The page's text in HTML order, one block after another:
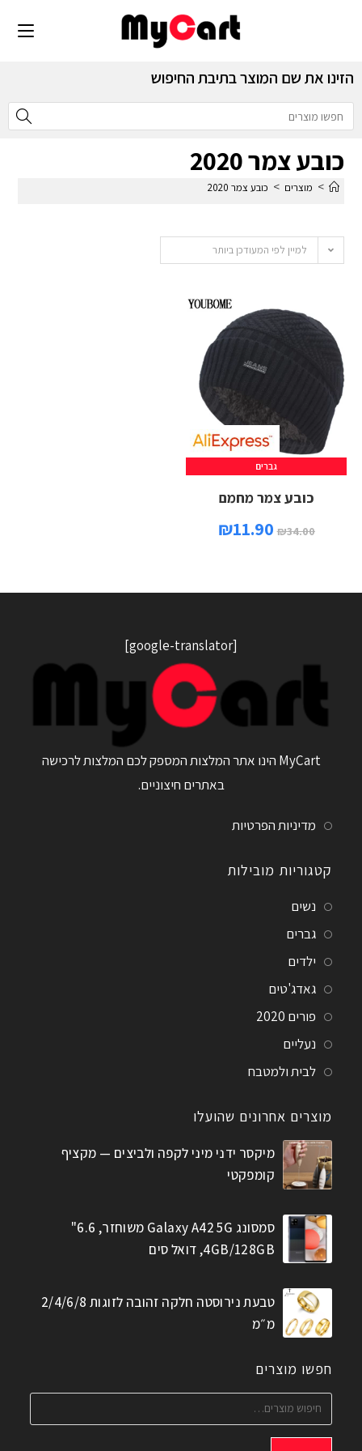
הזינו את שם המוצר בתיבת החיפוש
כובע צמר 2020
> מוצרים > כובע צמר 2020
למיין לפי המעודכן ביותר
גברים
כובע צמר מחמם
₪34.00
₪11.90
[google-translator]
MyCart הינו אתר המלצות המספק לכם המלצות לרכישה
באתרים חיצוניים.
מדיניות הפרטיות
קטגוריות מובילות
נשים
גברים
ילדים
גאדג'טים
פורים 2020
נעליים
לבית ולמטבח
מוצרים אחרונים שהועלו
מיקסר ידני מיני לקפה ולביצים — מקציף
קומפקטי
סמסונג Galaxy A42 5G משוחזר, 6.6"
4GB/128GB, דואל סים
טבעת נירוסטה חלקה זהובה לזוגות 2/4/6/8
מ״מ
חפשו מוצרים